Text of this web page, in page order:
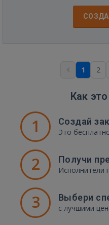
1 2
Как
1 Создай
Это
2 Получи
Исполнители
3 Выбери
с лучшими